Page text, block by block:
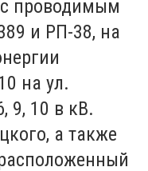
проводимым
и РП-38, на
на ул.
9, 10 в кВ.
а также